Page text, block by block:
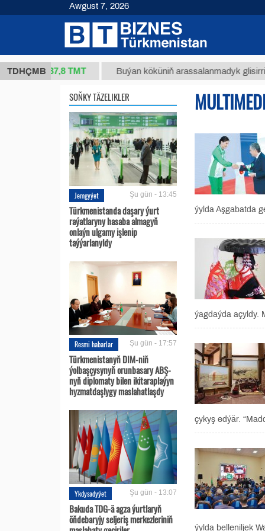
TDHÇMB
37,8 ТМТ Buýan köküniň arassalanmadyk glisirrizin
SOŇKY TÄZELIKLER
Jemgyýet Şu gün - 13:45
Türkmenistanda daşary ýurt
raýatlaryny hasaba almagyň
onlaýn ulgamy işlenip
taýýarlanyldy
Resmi habarlar Şu gün - 17:57
Türkmenistanyň DIM-niň
ýolbaşçysynyň orunbasary ABŞ-
nyň diplomaty bilen ikitaraplaýyn
hyzmatdaşlygy maslahatlaşdy
Ykdysadyýet Şu gün - 13:07
Bakuda TDG-ä agza ýurtlaryň
öňdebaryjy seljeriş merkezleriniň
ýylda Aşgabatda
ýagdaýda açyldy.
çykyş edýär.
ýylda belleniljek
Awgust 7, 2026